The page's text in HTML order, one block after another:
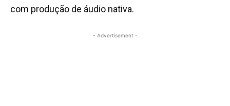
com produção de áudio nativa.
- Advertisement -